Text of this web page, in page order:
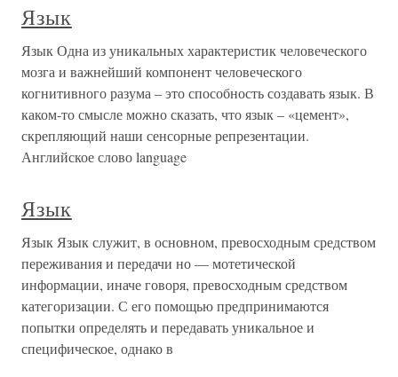
Язык
Язык Одна из уникальных характеристик человеческого
мозга и важнейший компонент человеческого
когнитивного разума – это способность создавать язык. В
каком-то смысле можно сказать, что язык – «цемент»,
скрепляющий наши сенсорные репрезентации.
Английское слово language
Язык
Язык Язык служит, в основном, превосходным средством
переживания и передачи но — мотетической
информации, иначе говоря, превосходным средством
категоризации. С его помощью предпринимаются
попытки определять и передавать уникальное и
специфическое, однако в